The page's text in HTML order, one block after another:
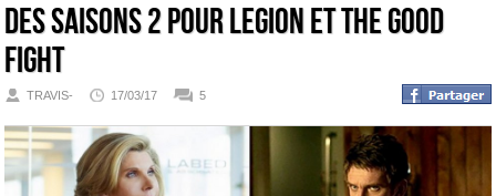
Des saisons 2 pour Legion et The Good
Fight
TRAVIS- 17/03/17 5